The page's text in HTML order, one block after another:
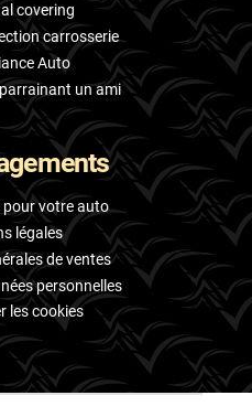
covering
carrosserie
Auto
un ami
pour votre auto
légales
de ventes
personnelles
les cookies